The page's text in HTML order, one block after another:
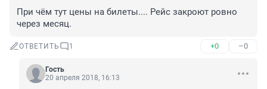
При чём тут цены на билеты.... Рейс закроют ровно
через месяц.
ОТВЕТИТЬ 1 +0 –0
Гость
20 апреля 2018, 16:13